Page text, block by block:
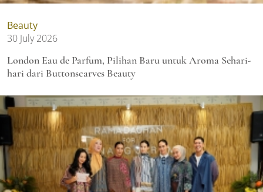
Beauty
30 July 2026
London Eau de Parfum, Pilihan Baru untuk Aroma Sehari-
hari dari Buttonscarves Beauty